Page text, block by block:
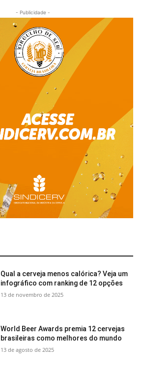
- Publicidade -
Qual a cerveja menos calórica? Veja um
infográfico com ranking de 12 opções
13 de novembro de 2025
World Beer Awards premia 12 cervejas
brasileiras como melhores do mundo
13 de agosto de 2025